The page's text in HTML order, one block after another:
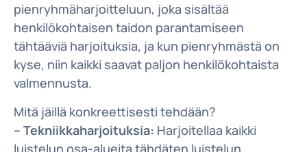
pienryhmäharjoitteluun, joka sisältää
henkilökohtaisen taidon parantamiseen
tähtääviä harjoituksia, ja kun pienryhmästä on
kyse, niin kaikki saavat paljon henkilökohtaista
valmennusta.
Mitä jäillä konkreettisesti tehdään?
– Tekniikkaharjoituksia: Harjoitellaa kaikki
luistelun osa-alueita tähdäten luistelun